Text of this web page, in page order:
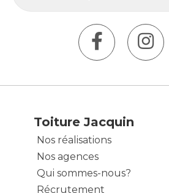
Toiture Jacquin
Nos réalisations
Nos agences
Qui sommes-nous?
Récrutement